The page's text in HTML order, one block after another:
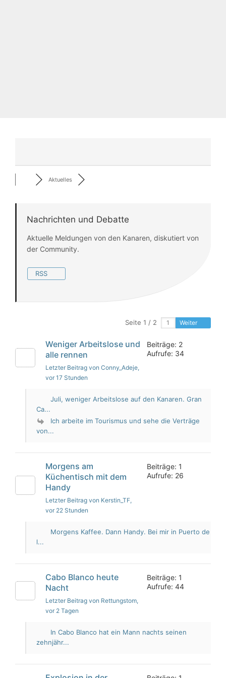
Aktuelles
Nachrichten und Debatte
Aktuelle Meldungen von den Kanaren, diskutiert von
der Community.
RSS
Seite 1 / 2 Weiter
Weniger Arbeitslose und
alle rennen
Letzter Beitrag von Conny_Adeje,
vor 17 Stunden
Beiträge: 2
Aufrufe: 34
Juli, weniger Arbeitslose auf den Kanaren. Gran
Ca...
Ich arbeite im Tourismus und sehe die Verträge
von...
Morgens am
Küchentisch mit dem
Handy
Letzter Beitrag von Kerstin_TF,
vor 22 Stunden
Beiträge: 1
Aufrufe: 26
Morgens Kaffee. Dann Handy. Bei mir in Puerto de
l...
Cabo Blanco heute
Nacht
Letzter Beitrag von Rettungstom,
vor 2 Tagen
Beiträge: 1
Aufrufe: 44
In Cabo Blanco hat ein Mann nachts seinen
zehnjähr...